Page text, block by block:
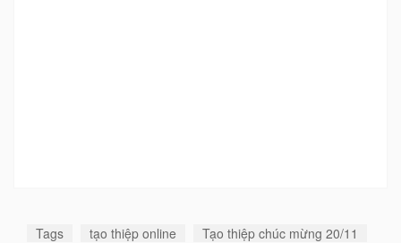
Tags tạo thiệp online
Tạo thiệp chúc mừng 20/11